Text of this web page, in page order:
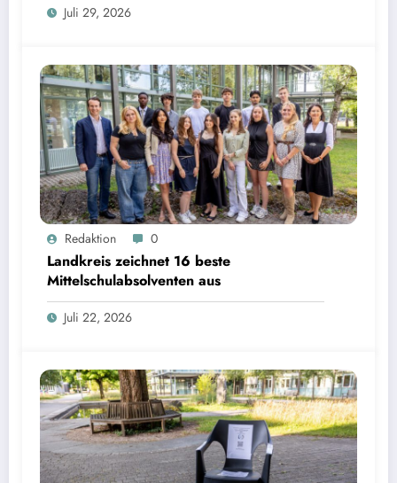
Juli 29, 2026
Landkreis zeichnet 16 beste Mittelschulabsolventen aus | Bild: © Landratsamt Starnberg
Redaktion 0
Landkreis zeichnet 16 beste
Mittelschulabsolventen aus
Juli 22, 2026